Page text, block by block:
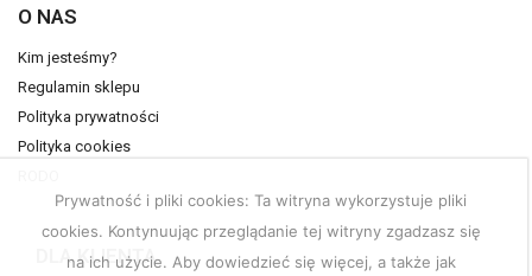
Prywatność i pliki cookies: Ta witryna wykorzystuje pliki
cookies. Kontynuując przeglądanie tej witryny zgadzasz się
na ich użycie. Aby dowiedzieć się więcej, a także jak
O NAS
Kim jesteśmy?
Regulamin sklepu
Polityka prywatności
Polityka cookies
DLA KLIENTA